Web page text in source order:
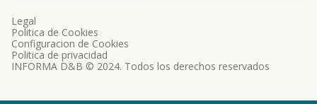
INFORMA D&B © 2024. Todos los derechos reservados
Legal
Politica de Cookies
Configuracion de Cookies
Politica de privacidad